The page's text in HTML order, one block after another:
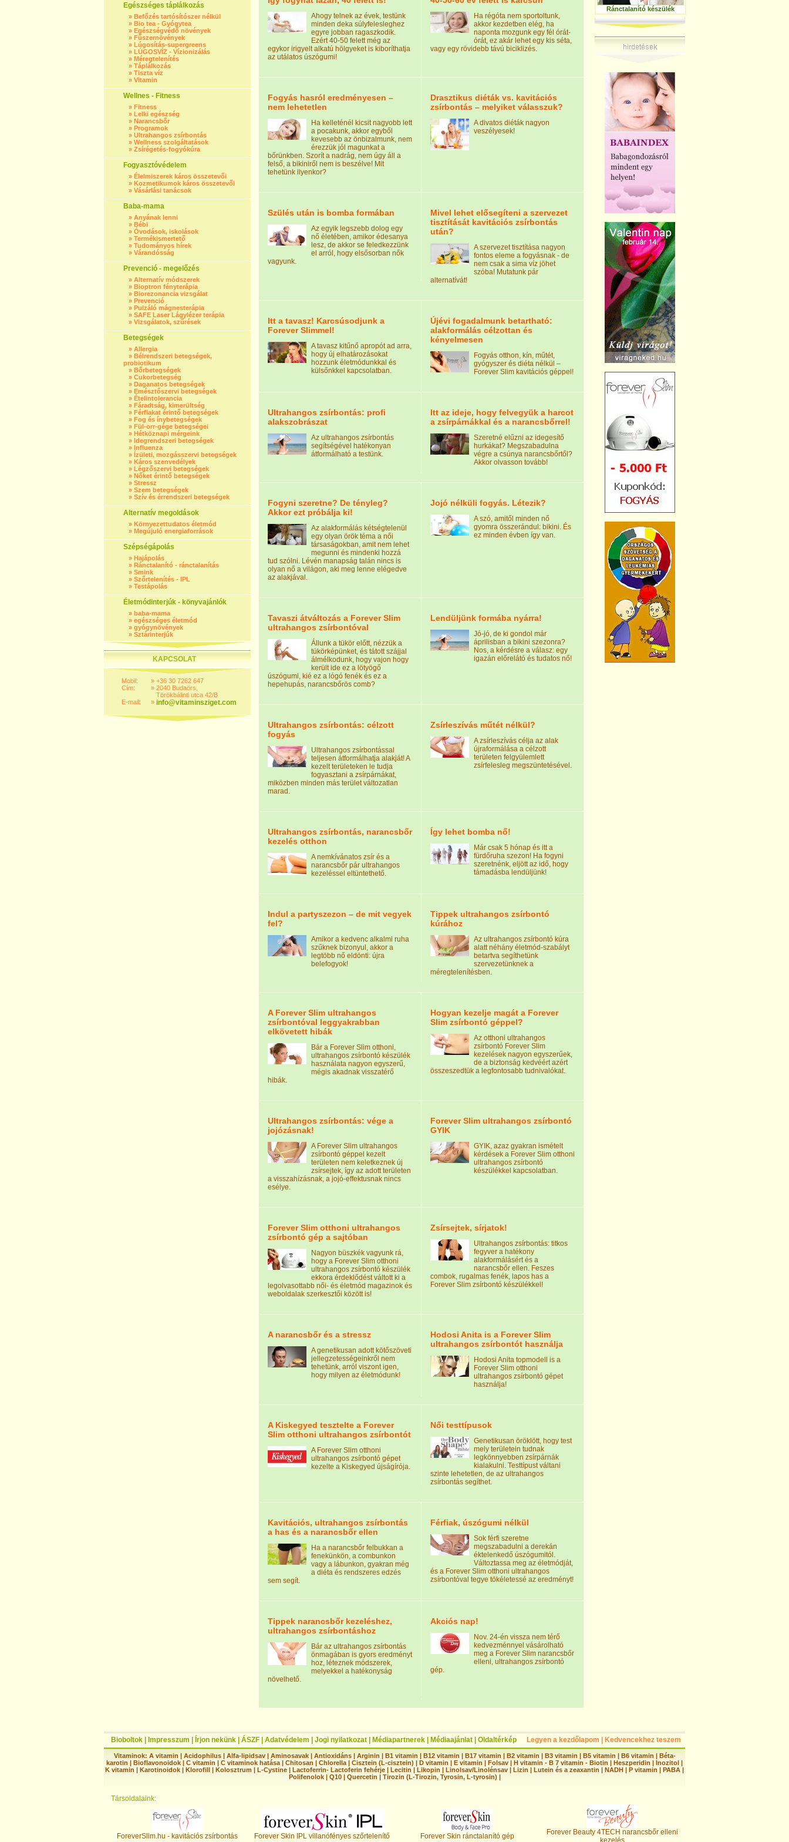
Egészséges táplálkozás
» Befőzés tartósítószer nélkül
» Bio tea - Gyógytea
» Egészségvédő növények
» Fűszernövények
» Lúgosítás-supergreens
» LÚGOSVÍZ - Vízionizálás
» Méregtelenítés
» Táplálkozás
» Tiszta víz
» Vitamin
Wellnes - Fitness
» Fitness
» Lelki egészség
» Narancsbőr
» Programok
» Ultrahangos zsírbontás
» Wellness szolgáltatások
» Zsírégetés-fogyókúra
Fogyasztóvédelem
» Élelmiszerek káros összetevői
» Kozmetikumok káros összetevői
» Vásárlási tanácsok
Baba-mama
» Anyának lenni
» Bébi
» Óvodások, iskolások
» Termékismertető
» Tudományos hírek
» Várandósság
Prevenció - megelőzés
» Alternatív módszerek
» Bioptron fényterápia
» Biorezonancia vizsgálat
» Prevenció
» Pulzáló mágnesterápia
» SAFE Laser Lágylézer terápia
» Vizsgálatok, szűrések
Betegségek
» Allergia
» Bélrendszeri betegségek,
probiotikum
» Bőrbetegségek
» Cukorbetegség
» Daganatos betegségek
» Emésztőszervi betegségek
» Ételintolerancia
» Fáradtság, kimerültség
» Férfiakat érintő betegségek
» Fog és ínybetegségek
» Fül-orr-gége betegségei
» Hétköznapi mérgeink
» Idegrendszeri betegségek
» Influenza
» Ízületi, mozgásszervi betegségek
» Káros szenvedélyek
» Légzőszervi betegségek
» Nőket érintő betegségek
» Stressz
» Szem betegségek
» Szív és érrendszeri betegségek
Alternatív megoldások
» Környezettudatos életmód
» Megújuló energiaforrások
Szépségápolás
» Hajápolás
» Ránctalanító - ránctalanítás
» Smink
» Szőrtelenítés - IPL
» Testápolás
Életmódinterjúk - könyvajánlók
» baba-mama
» egészséges életmód
» gyógynövények
» Sztárinterjúk
KAPCSOLAT
Mobil:
Cím:
E-mail:
»
»
»
+36 30 7262 647
2040 Budaörs,
Törökbálinti utca 42/B
info@vitaminsziget.com
Ahogy telnek az évek, testünk
minden deka súlyfelesleghez
egyre jobban ragaszkodik.
Ezért 40-50 felett még az
egykor irigyelt alkatú hölgyeket is kiboríthatja
az utálatos úszógumi!
Ha régóta nem sportoltunk,
akkor kezdetben elég, ha
naponta mozgunk egy fél órát-
órát, ez akár lehet egy kis séta,
vagy egy rövidebb távú biciklizés.
Fogyás hasról eredményesen –
nem lehetetlen
Ha kelleténél kicsit nagyobb lett
a pocakunk, akkor egyből
kevesebb az önbizalmunk, nem
érezzük jól magunkat a
bőrünkben. Szorít a nadrág, nem úgy áll a
felső, a bikiniről nem is beszélve! Mit
tehetünk ilyenkor?
Drasztikus diéták vs. kavitációs
zsírbontás – melyiket válasszuk?
A divatos diéták nagyon
veszélyesek!
Szülés után is bomba formában
Az egyik legszebb dolog egy
nő életében, amikor édesanya
lesz, de akkor se feledkezzünk
el arról, hogy elsősorban nők
vagyunk.
Mivel lehet elősegíteni a szervezet
tisztítását kavitációs zsírbontás
után?
A szervezet tisztítása nagyon
fontos eleme a fogyásnak - de
nem csak a sima víz jöhet
szóba! Mutatunk pár
alternatívát!
Itt a tavasz! Karcsúsodjunk a
Forever Slimmel!
A tavasz kitűnő apropót ad arra,
hogy új elhatározásokat
hozzunk életmódunkkal és
külsőnkkel kapcsolatban.
Újévi fogadalmunk betartható:
alakformálás célzottan és
kényelmesen
Fogyás otthon, kín, műtét,
gyógyszer és diéta nélkül –
Forever Slim kavitációs géppel!
Ultrahangos zsírbontás: profi
alakszobrászat
Az ultrahangos zsírbontás
segítségével hatékonyan
átformálható a testünk.
Itt az ideje, hogy felvegyük a harcot
a zsírpárnákkal és a narancsbőrrel!
Szeretné elűzni az idegesítő
hurkákat? Megszabadulna
végre a csúnya narancsbőrtől?
Akkor olvasson tovább!
Fogyni szeretne? De tényleg?
Akkor ezt próbálja ki!
Az alakformálás kétségtelenül
egy olyan örök téma a női
társaságokban, amit nem lehet
megunni és mindenki hozzá
tud szólni. Lévén manapság talán nincs is
olyan nő a világon, aki meg lenne elégedve
az alakjával.
Jojó nélküli fogyás. Létezik?
A szó, amitől minden nő
gyomra összerándul: bikini. És
ez minden évben így van.
Tavaszi átváltozás a Forever Slim
ultrahangos zsírbontóval
Állunk a tükör előtt, nézzük a
tükörképünket, és tátott szájjal
álmélkodunk, hogy vajon hogy
került ide ez a lötyögő
úszógumi, kié ez a lógó fenék és ez a
hepehupás, narancsbőrös comb?
Lendüljünk formába nyárra!
Jó-jó, de ki gondol már
áprilisban a bikini szezonra?
Nos, a kérdésre a válasz: egy
igazán előrelátó és tudatos nő!
Ultrahangos zsírbontás: célzott
fogyás
Ultrahangos zsírbontással
teljesen átformálhatja alakját! A
kezelt területeken le tudja
fogyasztani a zsírpárnákat,
miközben minden más terület változatlan
marad.
Zsírleszívás műtét nélkül?
A zsírleszívás célja az alak
újraformálása a célzott
területen felgyülemlett
zsírfelesleg megszüntetésével.
Ultrahangos zsírbontás, narancsbőr
kezelés otthon
A nemkívánatos zsír és a
narancsbőr pár ultrahangos
kezeléssel eltüntethető.
Így lehet bomba nő!
Már csak 5 hónap és itt a
fürdőruha szezon! Ha fogyni
szeretnénk, eljött az idő, hogy
támadásba lendüljünk!
Indul a partyszezon – de mit vegyek
fel?
Amikor a kedvenc alkalmi ruha
szűknek bizonyul, akkor a
legtöbb nő eldönti: újra
belefogyok!
Tippek ultrahangos zsírbontó
kúrához
Az ultrahangos zsírbontó kúra
alatt néhány életmód-szabályt
betartva segíthetünk
szervezetünknek a
méregtelenítésben.
A Forever Slim ultrahangos
zsírbontóval leggyakrabban
elkövetett hibák
Bár a Forever Slim otthoni,
ultrahangos zsírbontó készülék
használata nagyon egyszerű,
mégis akadnak visszatérő
hibák.
Hogyan kezelje magát a Forever
Slim zsírbontó géppel?
Az otthoni ultrahangos
zsírbontó Forever Slim
kezelések nagyon egyszerűek,
de a biztonság kedvéért azért
összeszedtük a legfontosabb tudnivalókat.
Ultrahangos zsírbontás: vége a
jojózásnak!
A Forever Slim ultrahangos
zsírbontó géppel kezelt
területen nem keletkeznek új
zsírsejtek, így az adott területen
a visszahízásnak, a jojó-effektusnak nincs
esélye.
Forever Slim ultrahangos zsírbontó
GYIK
GYIK, azaz gyakran ismételt
kérdések a Forever Slim otthoni
ultrahangos zsírbontó
készülékkel kapcsolatban.
Forever Slim otthoni ultrahangos
zsírbontó gép a sajtóban
Nagyon büszkék vagyunk rá,
hogy a Forever Slim otthoni
ultrahangos zsírbontó készülék
ekkora érdeklődést váltott ki a
legolvasottabb női- és életmód magazinok és
weboldalak szerkesztői között is!
Zsírsejtek, sírjatok!
Ultrahangos zsírbontás: titkos
fegyver a hatékony
alakformálásért és a
narancsbőr ellen. Feszes
combok, rugalmas fenék, lapos has a
Forever Slim zsírbontó készülékkel!
A narancsbőr és a stressz
A genetikusan adott kötőszöveti
jellegzetességeinkről nem
tehetünk, arról viszont igen,
hogy milyen az életmódunk!
Hodosi Anita is a Forever Slim
ultrahangos zsírbontót használja
Hodosi Anita topmodell is a
Forever Slim otthoni
ultrahangos zsírbontó gépet
használja!
A Kiskegyed tesztelte a Forever
Slim otthoni ultrahangos zsírbontót
A Forever Slim otthoni
ultrahangos zsírbontó gépet
kezelte a Kiskegyed újságírója.
Női testtípusok
Genetikusan öröklött, hogy test
mely területein tudnak
legkönnyebben zsírpárnák
kialakulni. Testtípust váltani
szinte lehetetlen, de az ultrahangos
zsírbontás segíthet.
Kavitációs, ultrahangos zsírbontás
a has és a narancsbőr ellen
Ha a narancsbőr felbukkan a
fenekünkön, a combunkon
vagy a lábunkon, gyakran még
a diéta és rendszeres edzés
sem segít.
Férfiak, úszógumi nélkül
Sok férfi szeretne
megszabadulni a derekán
éktelenkedő úszógumitól.
Változtassa meg az életmódját,
és a Forever Slim otthoni ultrahangos
zsírbontóval tegye tökéletessé az eredményt!
Tippek narancsbőr kezeléshez,
ultrahangos zsírbontáshoz
Bár az ultrahangos zsírbontás
önmagában is gyors eredményt
hoz, léteznek módszerek,
melyekkel a hatékonyság
növelhető.
Akciós nap!
Nov. 24-én vissza nem térő
kedvezménnyel vásárolható
meg a Forever Slim narancsbőr
elleni, ultrahangos zsírbontó
gép.
Ránctalanító készülék
Bioboltok Impresszum Írjon nekünk ÁSZF Adatvédelem Jogi nyilatkozat Médiapartnerek Médiaajánlat Oldaltérkép Legyen a kezdőlapom Kedvencekhez teszem
Vitaminok: A vitamin | Acidophilus| Alfa-lipidsav| Aminosavak| Antioxidáns| Arginin | B1 vitamin | B12 vitamin | B17 vitamin | B2 vitamin | B3 vitamin | B5 vitamin | B6 vitamin | Béta-
karotin | Bioflavonoidok | C vitamin | C vitaminok hatása | Chitosan | Chlorella | Cisztein (L-cisztein) | D vitamin | E vitamin | Folsav | H vitamin - B 7 vitamin - Biotin | Heszperidin | Inozitol |
K vitamin | Karotinoidok | Klorofill | Kolosztrum | L-Cystine | Lactoferrin- Lactoferin fehérje | Lecitin | Likopin | Linolsav/Linolénsav | Lizin | Lutein és a zeaxantin | NADH | P vitamin | PABA |
Polifenolok| Q10| Quercetin | Tirozin (L-Tirozin, Tyrosin, L-tyrosin) |
Társoldalaink:
ForeverSlim.hu - kavitációs zsírbontás Forever Skin IPL villanófényes szőrtelenítő Forever Skin ránctalanító gép
Forever Beauty 4TECH narancsbőr elleni
kezelés